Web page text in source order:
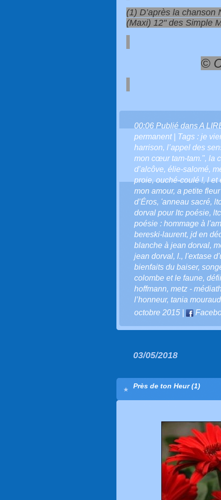
(1) D’après la chanson
(Maxi) 12" des Simple
©
00:06 Publié dansA
permanent| Tags : je
harrison, l’appel des
mon cœur tam-tam.", la
d’alcôve, élie-salomé,
proie,ouché-coulé !,l et
mon amour, a petite
d’Éros, 'anneau sacré,
dorval pour ltc poésie,
poésie : hommage à
bereski-laurent, jd en
blanche à jean dorval,
jean dorval, l., l'extase
bienfaits du baiser,
colombe et le faune,
hoffmann, metz -
l’honneur, tania mouraud
octobre 2015
03/05/2018
Près de ton Heur (1)